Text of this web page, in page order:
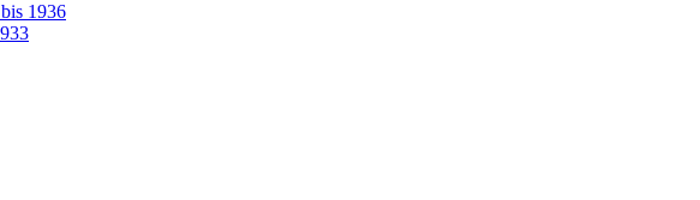
1936